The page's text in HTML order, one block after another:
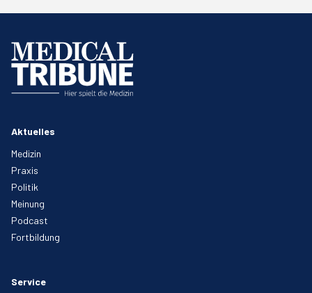
Aktuelles
Medizin
Praxis
Politik
Meinung
Podcast
Fortbildung
Service